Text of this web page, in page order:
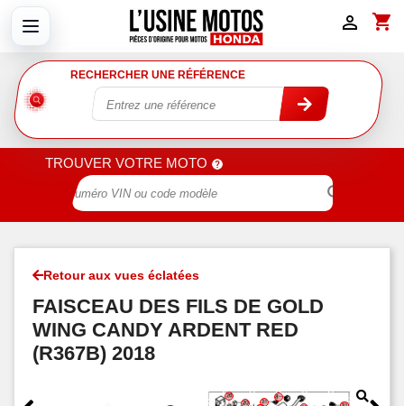
shopping_cart

RECHERCHER UNE RÉFÉRENCE
TROUVER VOTRE MOTO

Retour aux vues éclatées
FAISCEAU DES FILS DE GOLD
WING CANDY ARDENT RED
(R367B) 2018